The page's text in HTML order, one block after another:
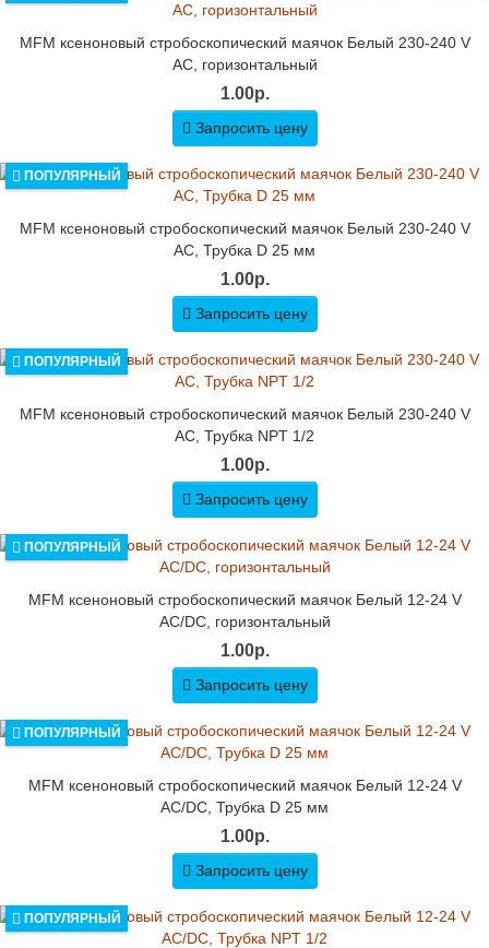
MFM ксеноновый стробоскопический маячок Белый 230-240 V
AC, горизонтальный
1.00р.
Запросить цену
ПОПУЛЯРНЫЙ
MFM ксеноновый стробоскопический маячок Белый 230-240 V
AC, Трубка D 25 мм
1.00р.
Запросить цену
ПОПУЛЯРНЫЙ
MFM ксеноновый стробоскопический маячок Белый 230-240 V
AC, Трубка NPT 1/2
1.00р.
Запросить цену
ПОПУЛЯРНЫЙ
MFM ксеноновый стробоскопический маячок Белый 12-24 V
AC/DC, горизонтальный
1.00р.
Запросить цену
ПОПУЛЯРНЫЙ
MFM ксеноновый стробоскопический маячок Белый 12-24 V
AC/DC, Трубка D 25 мм
1.00р.
Запросить цену
ПОПУЛЯРНЫЙ